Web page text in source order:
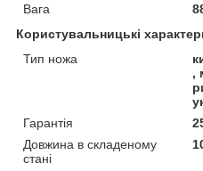
Вага
Користувальницькі
Тип ножа
,
Гарантія
Довжина в складеному
стані